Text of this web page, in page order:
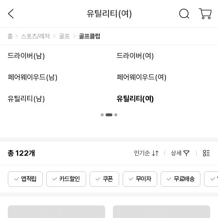
유틸리티(여)
홈 스포츠/레저 골프 골프클럽
드라이버(남) 드라이버(여)
페어웨이우드(남) 페어웨이우드(여)
유틸리티(남) 유틸리티(여)
총122개 인기순 상세
앱적립 카드할인 쿠폰 무이자 무료배송